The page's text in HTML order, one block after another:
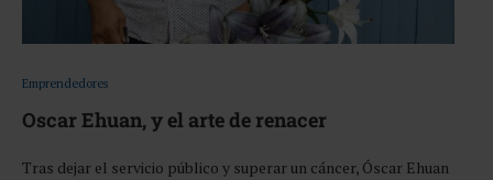
Emprendedores
Oscar Ehuan, y el arte de renacer
Tras dejar el servicio público y superar un cáncer, Óscar Ehuan